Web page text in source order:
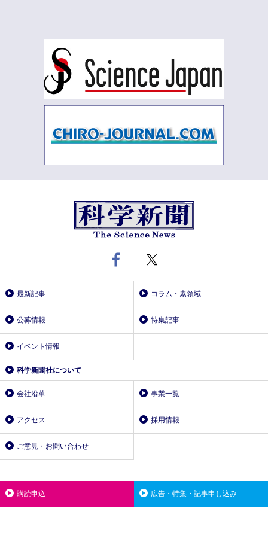
最新記事 コラム・素領域
公募情報 特集記事
イベント情報
科学新聞社について
会社沿革 事業一覧
アクセス 採用情報
ご意見・お問い合わせ
購読申込 広告・特集・記事申し込み